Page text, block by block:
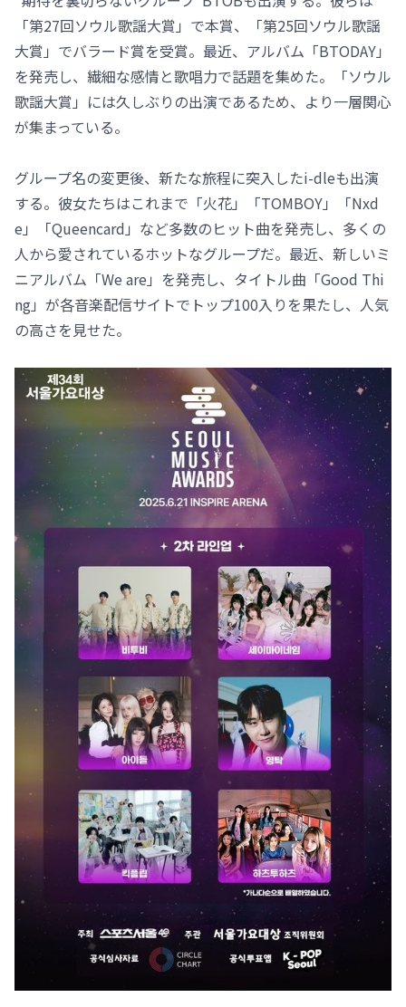
「第27回ソウル歌謡大賞」で本賞、「第25回ソウル歌謡
大賞」でバラード賞を受賞。最近、アルバム「BTODAY」
を発売し、繊細な感情と歌唱力で話題を集めた。「ソウル
歌謡大賞」には久しぶりの出演であるため、より一層関心
が集まっている。
グループ名の変更後、新たな旅程に突入したi-dleも出演
する。彼女たちはこれまで「火花」「TOMBOY」「Nxd
e」「Queencard」など多数のヒット曲を発売し、多くの
人から愛されているホットなグループだ。最近、新しいミ
ニアルバム「We are」を発売し、タイトル曲「Good Thi
ng」が各音楽配信サイトでトップ100入りを果たし、人気
の高さを見せた。